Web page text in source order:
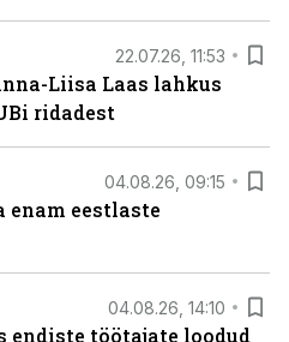
22.07.26, 11:53
Liisa Laas lahkus
ridadest
04.08.26, 09:15
enam eestlaste
04.08.26, 14:10
endiste töötajate loodud